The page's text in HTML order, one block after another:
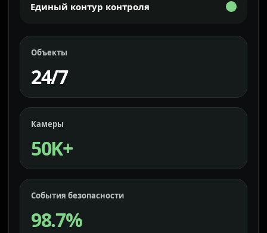
Единый контур контроля
Объекты
24/7
Камеры
50K+
События безопасности
98.7%